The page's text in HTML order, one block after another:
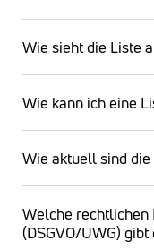
Wie sieht die Liste
Wie kann ich eine
Wie aktuell sind die
Welche rechtlichen
(DSGVO/UWG) gibt